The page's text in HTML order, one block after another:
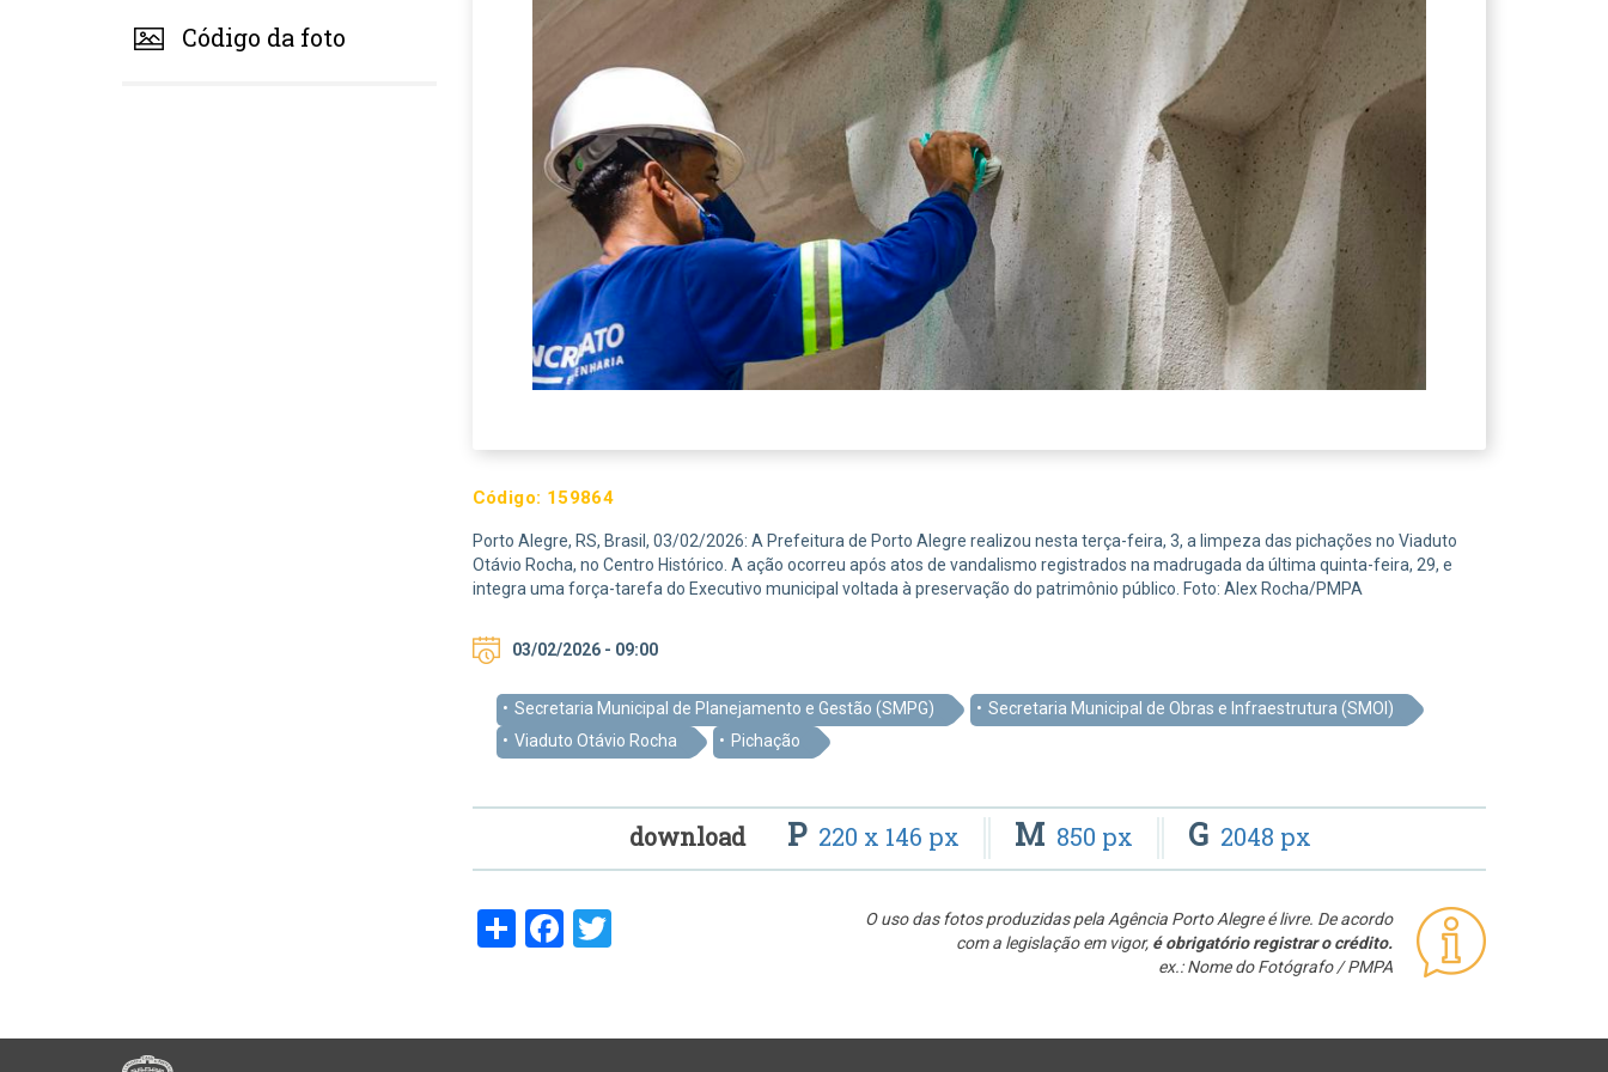
Código da foto
Código: 159864
Porto Alegre, RS, Brasil, 03/02/2026: A Prefeitura de Porto Alegre realizou nesta terça-feira, 3, a limpeza das pichações no Viaduto
Otávio Rocha, no Centro Histórico. A ação ocorreu após atos de vandalismo registrados na madrugada da última quinta-feira, 29, e
integra uma força-tarefa do Executivo municipal voltada à preservação do patrimônio público. Foto: Alex Rocha/PMPA
03/02/2026 - 09:00
Secretaria Municipal de Planejamento e Gestão (SMPG)
Secretaria Municipal de Obras e Infraestrutura (SMOI)
Viaduto Otávio Rocha
Pichação
download P 220 x 146 px M 850 px G 2048 px
O uso das fotos produzidas pela Agência Porto Alegre é livre. De acordo
com a legislação em vigor, é obrigatório registrar o crédito.
ex.: Nome do Fotógrafo / PMPA
ShareFacebook
Twitter